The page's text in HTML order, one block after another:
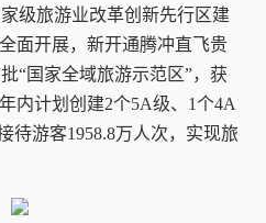
级旅游业改革创新先行区建
面开展，新开通腾冲直飞贵
“国家全域旅游示范区”，获
内计划创建2个5A级、1个4A
待游客1958.8万人次，实现旅